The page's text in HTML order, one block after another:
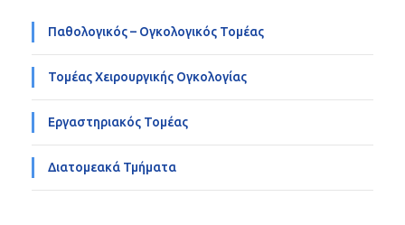
Παθολογικός – Ογκολογικός Τομέας
Τομέας Χειρουργικής Ογκολογίας
Εργαστηριακός Τομέας
Διατομεακά Τμήματα